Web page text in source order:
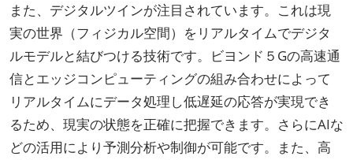
また、デジタルツインが注目されています。これは現
実の世界（フィジカル空間）をリアルタイムでデジタ
ルモデルと結びつける技術です。ビヨンド５Gの高速通
信とエッジコンピューティングの組み合わせによって
リアルタイムにデータ処理し低遅延の応答が実現でき
るため、現実の状態を正確に把握できます。さらにAIな
どの活用により予測分析や制御が可能です。また、高